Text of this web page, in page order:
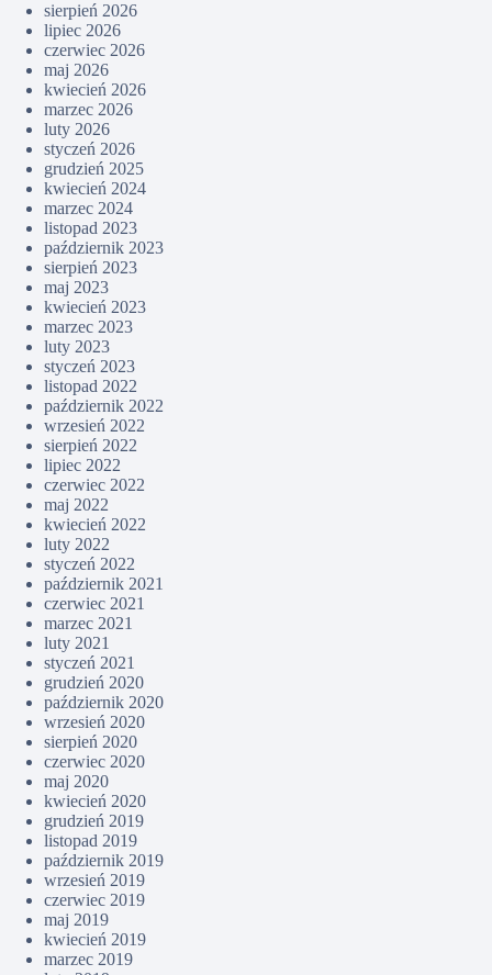
sierpień 2026
lipiec 2026
czerwiec 2026
maj 2026
kwiecień 2026
marzec 2026
luty 2026
styczeń 2026
grudzień 2025
kwiecień 2024
marzec 2024
listopad 2023
październik 2023
sierpień 2023
maj 2023
kwiecień 2023
marzec 2023
luty 2023
styczeń 2023
listopad 2022
październik 2022
wrzesień 2022
sierpień 2022
lipiec 2022
czerwiec 2022
maj 2022
kwiecień 2022
luty 2022
styczeń 2022
październik 2021
czerwiec 2021
marzec 2021
luty 2021
styczeń 2021
grudzień 2020
październik 2020
wrzesień 2020
sierpień 2020
czerwiec 2020
maj 2020
kwiecień 2020
grudzień 2019
listopad 2019
październik 2019
wrzesień 2019
czerwiec 2019
maj 2019
kwiecień 2019
marzec 2019